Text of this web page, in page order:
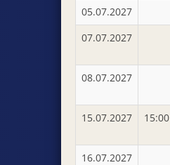
05.07.2027
07.07.2027
08.07.2027
15.07.2027
15:00
16.07.2027